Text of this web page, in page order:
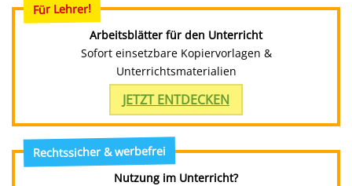
Für Lehrer!
Arbeitsblätter für den Unterricht
Sofort einsetzbare Kopiervorlagen &
Unterrichtsmaterialien
JETZT ENTDECKEN
Rechtssicher & werbefrei
Nutzung im Unterricht?